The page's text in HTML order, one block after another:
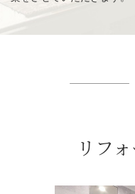
リフ